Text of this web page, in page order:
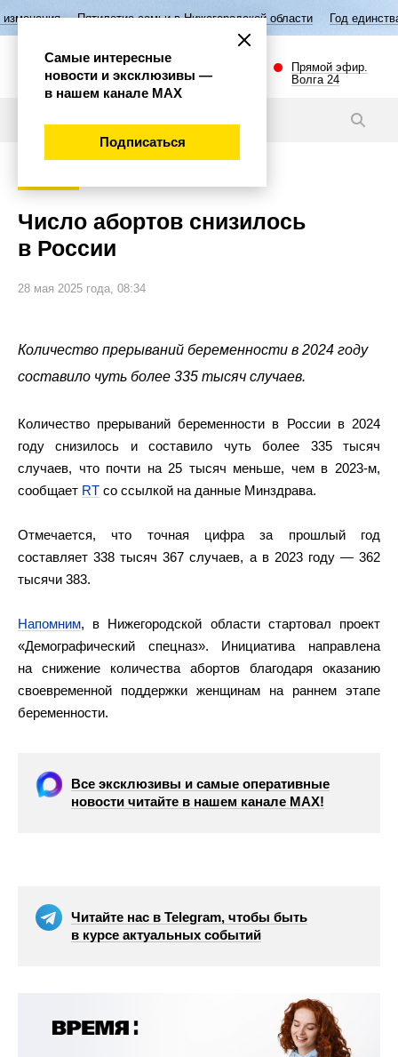
Пятилетие семьи в Нижегородской области Год единства народов
Прямой эфир.
Волга 24
Число абортов снизилось
в России
28 мая 2025 года, 08:34
Количество прерываний беременности в 2024 году
составило чуть более 335 тысяч случаев.
Количество прерываний беременности в России в 2024
году снизилось и составило чуть более 335 тысяч
случаев, что почти на 25 тысяч меньше, чем в 2023-м,
сообщает RT со ссылкой на данные Минздрава.
Отмечается, что точная цифра за прошлый год
составляет 338 тысяч 367 случаев, а в 2023 году — 362
тысячи 383.
Напомним, в Нижегородской области стартовал проект
«Демографический спецназ». Инициатива направлена
на снижение количества абортов благодаря оказанию
своевременной поддержки женщинам на раннем этапе
беременности.
Все эксклюзивы и самые оперативные
новости читайте в нашем канале МАХ!
Читайте нас в Telegram, чтобы быть
в курсе актуальных событий
Самые интересные
новости и эксклюзивы —
в нашем канале МАХ
Подписаться